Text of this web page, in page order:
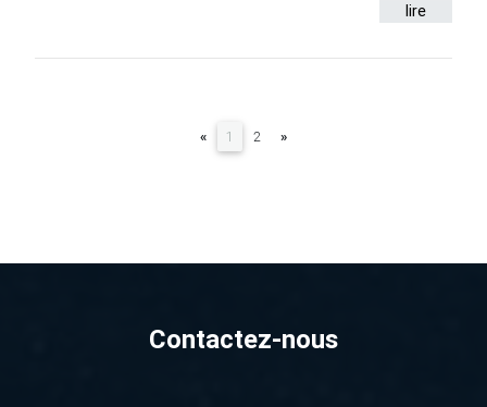
lire
« 1 (current)
2 »
Contactez-nous